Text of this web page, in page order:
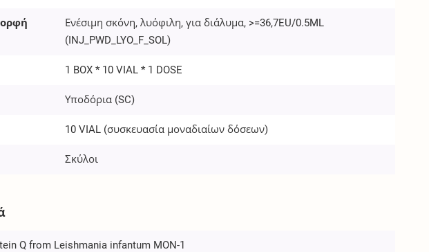
Ενέσιμη σκόνη, λυόφιλη, για διάλυμα, >=36,7EU/0.5ML
(INJ_PWD_LYO_F_SOL)
1 BOX * 10 VIAL * 1 DOSE
Υποδόρια (SC)
10VIAL (συσκευασία μοναδιαίων δόσεων)
Σκύλοι
Q from Leishmania infantum MON-1